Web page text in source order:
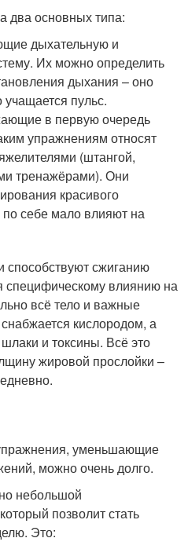
два основных типа:
дыхательную и
Их можно определить
дыхания – оно
учащается пульс.
в первую очередь
упражнениям относят
(штангой,
тренажёрами). Они
красивого
себе мало влияют на
способствуют сжиганию
специфическому влиянию на
всё тело и важные
кислородом, а
и токсины. Всё это
жировой прослойки –
уменьшающие
можно очень долго.
небольшой
позволит стать
Это: